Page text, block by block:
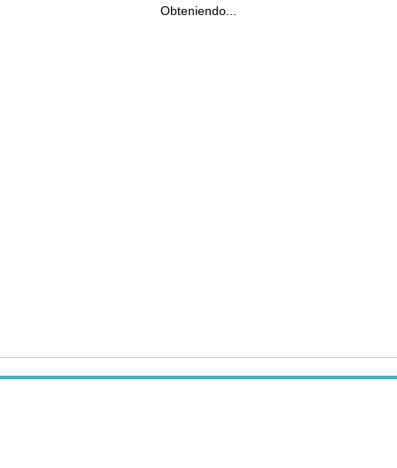
Obteniendo...